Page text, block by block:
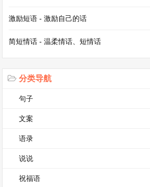
上午，我坐在书桌前练书法。铺
笔，蘸上墨汁，一笔一划地书写
笔画总是写得歪歪扭扭，但我静
进步，横平竖直，笔画也更流畅
会到了传统文化的魅力，也锻炼
力。在这安静的时光里，我沉浸
受着书法带来的独特韵味。
日记八
激励短语 - 激励自己的话
简短情话 - 温柔情话、短情话
分类导航
句子
文案
语录
说说
祝福语